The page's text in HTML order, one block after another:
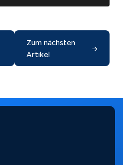
Zum nächsten
Artikel
→